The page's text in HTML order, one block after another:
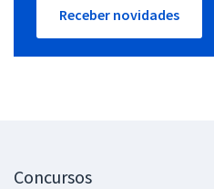
Receber novidades
Concursos